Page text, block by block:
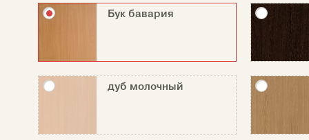
Бук бавария
дуб молочный